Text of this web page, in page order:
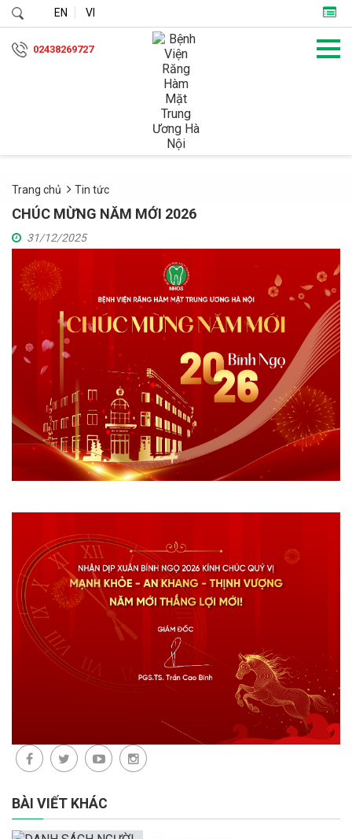
EN VI
02438269727
Trang chủ Tin tức
CHÚC MỪNG NĂM MỚI 2026
31/12/2025
BÀI VIẾT KHÁC